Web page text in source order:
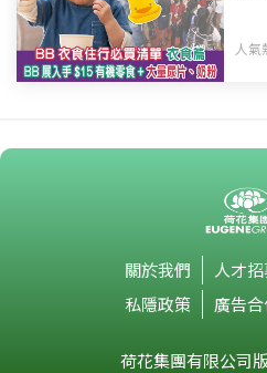
人氣
關於我們 人才
私隱政策
廣告
荷花集團有限公司